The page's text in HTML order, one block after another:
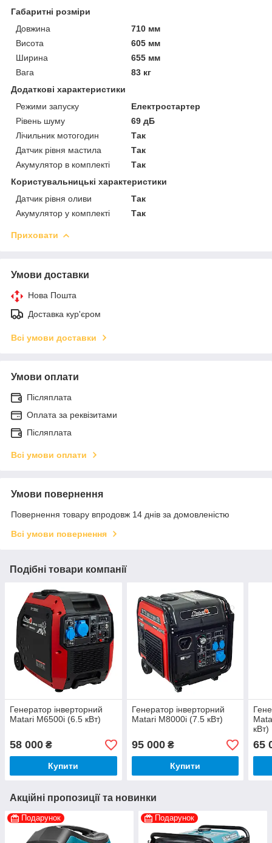
Габаритні розміри
Довжина
710 мм
Висота
605 мм
Ширина
655 мм
Вага
83 кг
Додаткові характеристики
Режими запуску
Електростартер
Рівень шуму
69 дБ
Лічильник мотогодин
Так
Датчик рівня мастила
Так
Акумулятор в комплекті
Так
Користувальницькі характеристики
Датчик рівня оливи
Так
Акумулятор у комплекті
Так
Приховати
Умови доставки
Нова Пошта
Доставка кур'єром
Всі умови доставки
Умови оплати
Післяплата
Оплата за реквізитами
Післяплата
Всі умови оплати
Умови повернення
Повернення товару впродовж 14 днів за домовленістю
Всі умови повернення
Подібні товари компанії
Генератор інверторний
Matari M6500i (6.5 кВт)
58 000 ₴
Купити
Генератор інверторний
Matari M8000i (7.5 кВт)
95 000₴
Купити
кВт)
65
Акційні пропозиції та новинки
Подарунок Подарунок